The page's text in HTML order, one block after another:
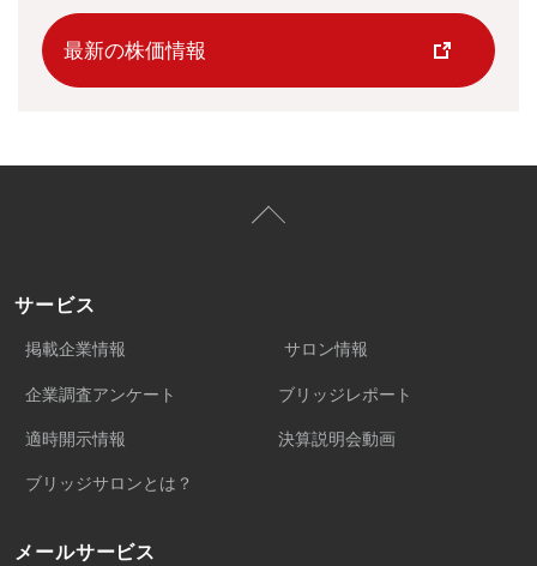
最新の株価情報
サービス
掲載企業情報 サロン情報
企業調査アンケート ブリッジレポート
適時開示情報 決算説明会動画
ブリッジサロンとは？
メールサービス